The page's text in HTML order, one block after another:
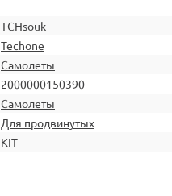
TCHsouk
Techone
Самолеты
2000000150390
Самолеты
Для продвинутых
KIT